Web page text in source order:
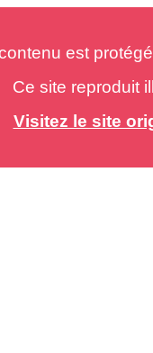
est
Ce site reproduit
Visitez le site